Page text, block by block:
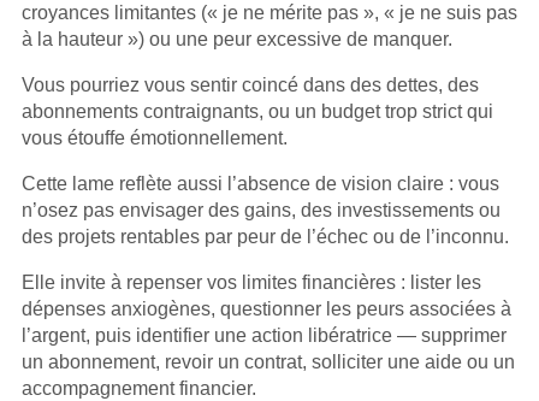
croyances limitantes (« je ne mérite pas », « je ne suis pas
à la hauteur ») ou une peur excessive de manquer.
Vous pourriez vous sentir coincé dans des dettes, des
abonnements contraignants, ou un budget trop strict qui
vous étouffe émotionnellement.
Cette lame reflète aussi l’absence de vision claire : vous
n’osez pas envisager des gains, des investissements ou
des projets rentables par peur de l’échec ou de l’inconnu.
Elle invite à repenser vos limites financières : lister les
dépenses anxiogènes, questionner les peurs associées à
l’argent, puis identifier une action libératrice — supprimer
un abonnement, revoir un contrat, solliciter une aide ou un
accompagnement financier.